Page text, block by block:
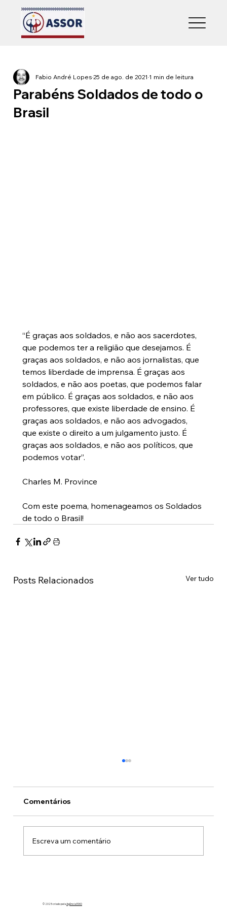
Parabéns Soldados de todo o
Brasil
Fabio André Lopes25 de ago. de 2021 1 min de leitura
“É graças aos soldados, e não aos sacerdotes,
que podemos ter a religião que desejamos. É
graças aos soldados, e não aos jornalistas, que
temos liberdade de imprensa. É graças aos
soldados, e não aos poetas, que podemos falar
em público. É graças aos soldados, e não aos
professores, que existe liberdade de ensino. É
graças aos soldados, e não aos advogados,
que existe o direito a um julgamento justo. É
graças aos soldados, e não aos políticos, que
podemos votar”.
Charles M. Province
Com este poema, homenageamos os Soldados
de todo o Brasil!
Posts Relacionados Ver tudo
Nacional do Bombeiro Militar
Comentários
Escreva um comentário
© 2025 criado pelaAgência EIXO